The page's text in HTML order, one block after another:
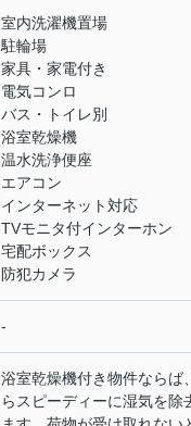
室内洗濯機置場
駐輪場
家具・家電付き
電気コンロ
バス・トイレ別
浴室乾燥機
温水洗浄便座
エアコン
インターネット対応
TVモニタ付インターホン
宅配ボックス
防犯カメラ
-
浴室乾燥機付き物件ならば
らスピーディーに湿気を除